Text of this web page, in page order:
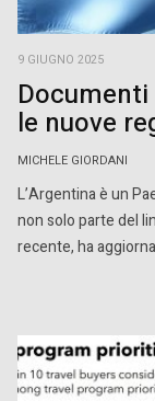
9 GIUGNO 2025
le nuove
MICHELE GIORDANI
L’Argentina è un
non solo parte del
recente, ha